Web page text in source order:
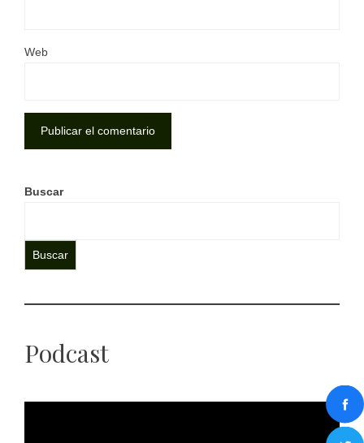
Web
Buscar
Buscar
Podcast